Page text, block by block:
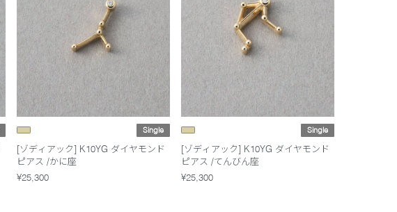
Single
[ゾディアック] K10YG ダイヤモンド
ピアス /かに座
¥25,300
Single
[ゾディアック] K10YG ダイヤモンド
ピアス /てんびん座
¥25,300